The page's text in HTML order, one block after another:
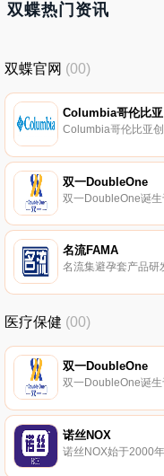
双蝶热门资讯
双蝶官网 (00)
Columbia哥伦比亚
双一DoubleOne
名流FAMA
医疗保健 (00)
双一DoubleOne
诺丝NOX